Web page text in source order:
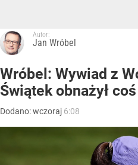
Autor:
Jan Wróbel
Wróbel: Wywiad z
Świątek obnażył
Dodano:wczoraj 6:08